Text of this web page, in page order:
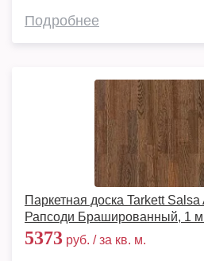
Подробнее
Паркетная доска Tarkett
Рапсоди Брашированный, 1
5373 руб. / за кв. м.